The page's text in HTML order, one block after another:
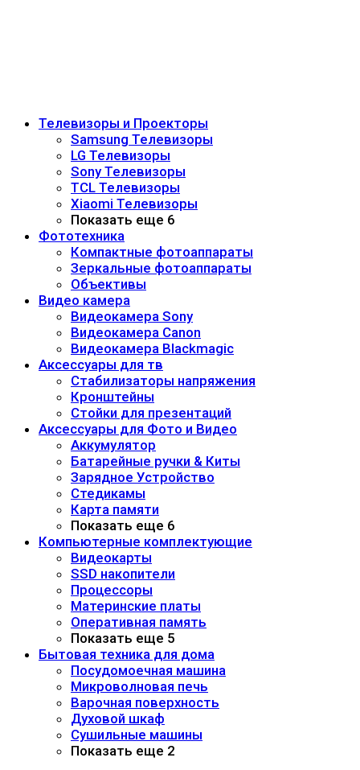
Телевизоры и Проекторы
Samsung Телевизоры
LG Телевизоры
Sony Телевизоры
TCL Телевизоры
Xiaomi Телевизоры
Показать еще 6
Фототехника
Компактные фотоаппараты
Зеркальные фотоаппараты
Объективы
Видео камера
Видеокамера Sony
Видеокамера Canon
Видеокамера Blackmagic
Аксессуары для тв
Стабилизаторы напряжения
Кронштейны
Стойки для презентаций
Аксессуары для Фото и Видео
Аккумулятор
Батарейные ручки & Киты
Зарядное Устройство
Стедикамы
Карта памяти
Показать еще 6
Компьютерные комплектующие
Видеокарты
SSD накопители
Процессоры
Материнские платы
Оперативная память
Показать еще 5
Бытовая техника для дома
Посудомоечная машина
Микроволновая печь
Варочная поверхность
Духовой шкаф
Сушильные машины
Показать еще 2